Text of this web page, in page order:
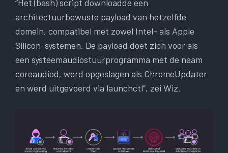
“Het (bash) script downloadde een
architectuurbewuste payload van hetzelfde
domein, compatibel met zowel Intel- als Apple
Silicon-systemen. De payload doet zich voor als
een systeemaudiostuurprogramma met de naam
coreaudiod, werd opgeslagen als ChromeUpdater
en werd uitgevoerd via launchctl”, zei Wiz.